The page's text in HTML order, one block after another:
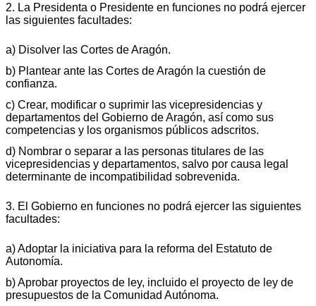
2. La Presidenta o Presidente en funciones no podrá ejercer
las siguientes facultades:
a) Disolver las Cortes de Aragón.
b) Plantear ante las Cortes de Aragón la cuestión de
confianza.
c) Crear, modificar o suprimir las vicepresidencias y
departamentos del Gobierno de Aragón, así como sus
competencias y los organismos públicos adscritos.
d) Nombrar o separar a las personas titulares de las
vicepresidencias y departamentos, salvo por causa legal
determinante de incompatibilidad sobrevenida.
3. El Gobierno en funciones no podrá ejercer las siguientes
facultades:
a) Adoptar la iniciativa para la reforma del Estatuto de
Autonomía.
b) Aprobar proyectos de ley, incluido el proyecto de ley de
presupuestos de la Comunidad Autónoma.